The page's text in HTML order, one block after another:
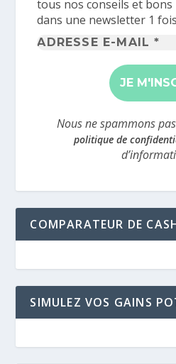
tous nos conseils et bons
dans une newsletter 1
*
Nous ne spammons
politique de
COMPARATEUR DE
SIMULEZ VOS GAINS